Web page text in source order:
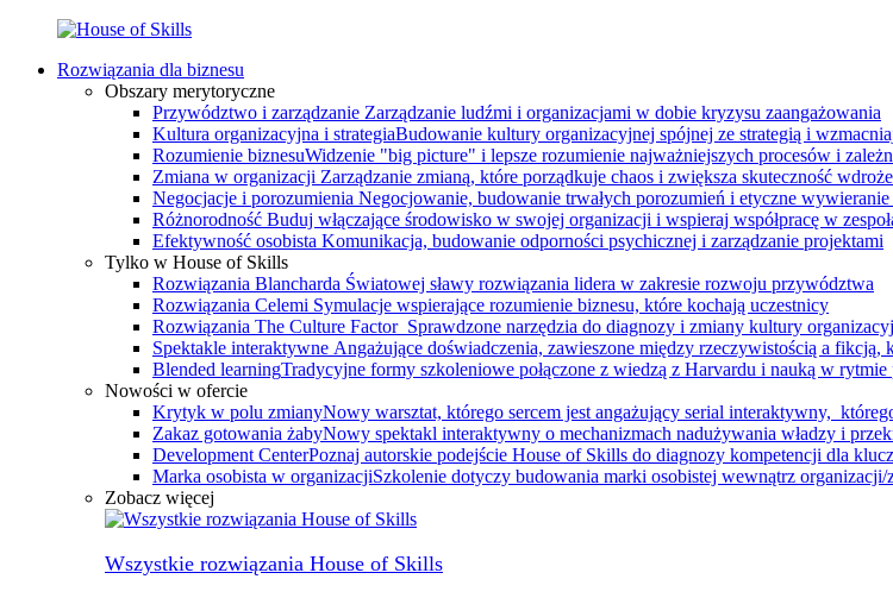
Rozwiązania dla biznesu
Obszary merytoryczne
Przywództwo i zarządzanie Zarządzanie ludźmi i organizacjami w dobie kryzysu zaangażowania
Kultura organizacyjna i strategiaBudowanie kultury organizacyjnej spójnej ze strategią i
Rozumienie biznesuWidzenie "big picture" i lepsze rozumienie najważniejszych procesów i
Zmiana w organizacji Zarządzanie zmianą, które porządkuje chaos i zwiększa skuteczność
Negocjacje i porozumienia Negocjowanie, budowanie trwałych porozumień i etyczne wywieranie
Różnorodność Buduj włączające środowisko w swojej organizacji i wspieraj współpracę w
Efektywność osobista Komunikacja, budowanie odporności psychicznej i zarządzanie projektami
Tylko w House of Skills
Rozwiązania Blancharda Światowej sławy rozwiązania lidera w zakresie rozwoju przywództwa
Rozwiązania Celemi Symulacje wspierające rozumienie biznesu, które kochają uczestnicy
Rozwiązania The Culture Factor Sprawdzone narzędzia do diagnozy i zmiany kultury
Spektakle interaktywne Angażujące doświadczenia, zawieszone między rzeczywistością a fikcją,
Blended learningTradycyjne formy szkoleniowe połączone z wiedzą z Harvardu i nauką w
Nowości w ofercie
Krytyk w polu zmianyNowy warsztat, którego sercem jest angażujący serial interaktywny,
Zakaz gotowania żabyNowy spektakl interaktywny o mechanizmach nadużywania władzy i
Development CenterPoznaj autorskie podejście House of Skills do diagnozy kompetencji dla
Marka osobista w organizacjiSzkolenie dotyczy budowania marki osobistej wewnątrz
Zobacz więcej
Wszystkie rozwiązania House of Skills